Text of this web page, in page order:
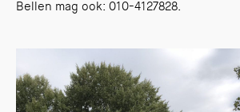
Bellen mag ook: 010-4127828.